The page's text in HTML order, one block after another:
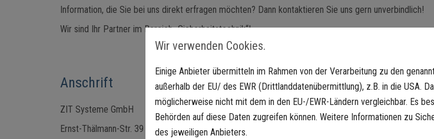
Information, die Sie bei uns direkt erfragen möchten? Dann kontaktieren Sie uns gern unverbindlich!
Wir sind Ihr Partner im Bereich „Sicherheitstechnik“!
Anschrift
ZIT Systeme GmbH
Ernst-Thälmann-Str. 39
Wir verwenden Cookies.
Einige Anbieter übermitteln im Rahmen von der Verarbeitung zu den
außerhalb der EU/ des EWR (Drittlanddatenübermittlung), z.B. in die USA.
möglicherweise nicht mit dem in den EU-/EWR-Ländern vergleichbar. Es
Behörden auf diese Daten zugreifen können. Weitere Informationen zu
des jeweiligen Anbieters.